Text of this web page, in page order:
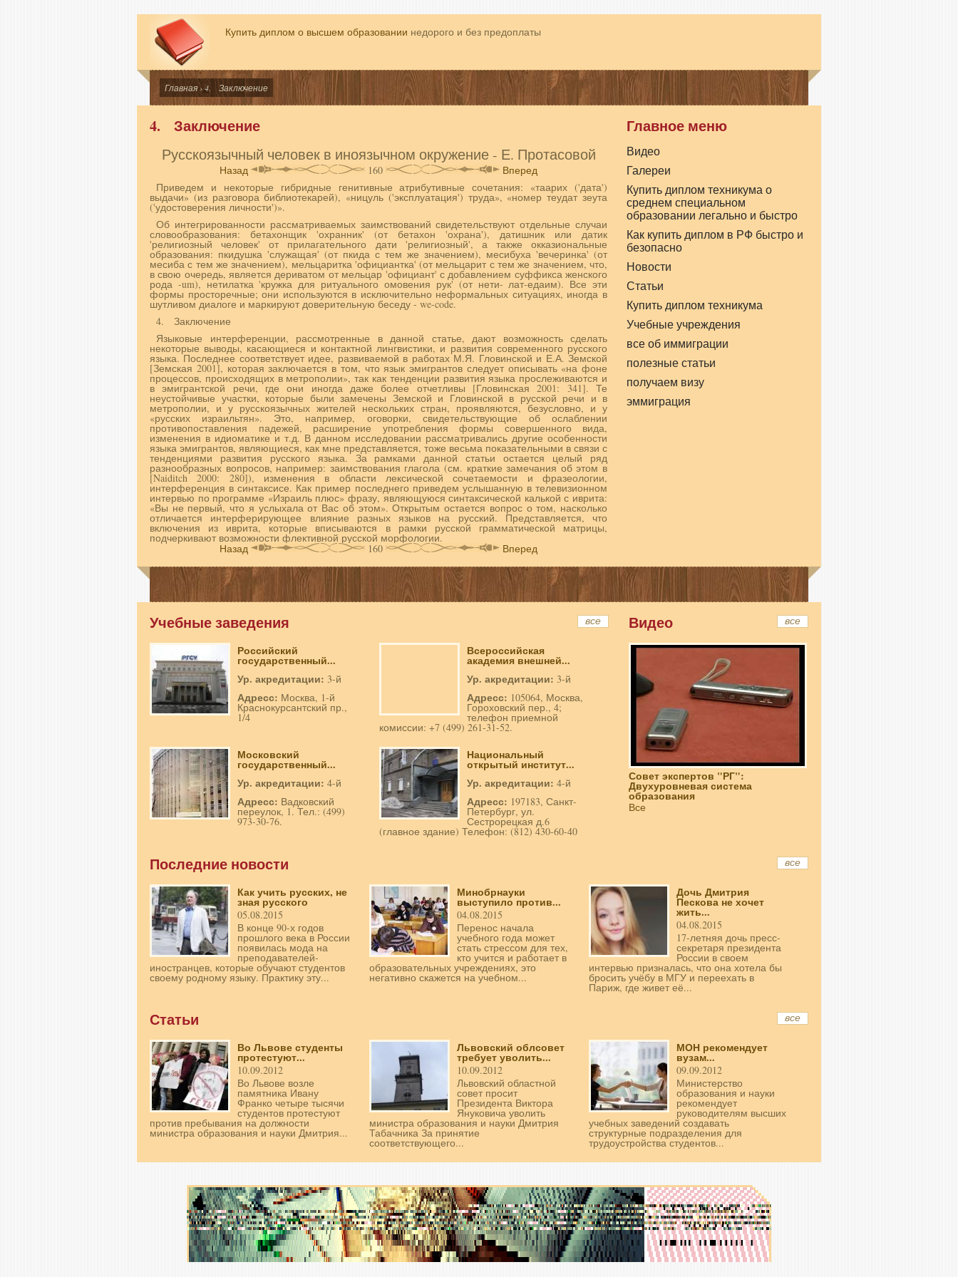
Купить диплом о высшем образовании недорого и без предоплаты
Главная› 4. Заключение
4. Заключение
Русскоязычный человек в иноязычном окружение - Е. Протасовой
Назад 160
Вперед
Приведем и некоторые гибридные генитивные атрибутивные сочетания: «таарих ('дата')
выдачи» (из разговора библиотекарей), «ницуль ('эксплуата­ция') труда», «номер теудат зеута
('удостоверения личности')».
Об интегрированности рассматриваемых заимствований свидетельствуют отдельные случаи
словообразования: бетахонщик 'охранник' (от бетахон 'охра­на'), датишник или датик
'религиозный человек' от прилагательного дати 'ре­лигиозный', а также окказиональные
образования: пкидушка 'служащая' (от пкида с тем же значением), месибуха 'вечеринка' (от
месиба с тем же значением), мельцаритка 'официантка' (от мельцарит с тем же значением, что,
в свою оче­редь, является дериватом от мельцар 'официант' с добавлением суффикса жен­ского
рода -um), нетилатка 'кружка для ритуального омовения рук' (от нети- лат-едаим). Все эти
формы просторечные; они используются в исключительно неформальных ситуациях, иногда в
шутливом диалоге и маркируют довери­тельную беседу - we-code.
4. Заключение
Языковые интерференции, рассмотренные в данной статье, дают возможность сделать
некоторые выводы, касающиеся и контактной лингвистики, и развития современного русского
языка. Последнее соответствует идее, развиваемой в рабо­тах М.Я. Гловинской и Е.А. Земской
[Земская 2001], которая заключается в том, что язык эмигрантов следует описывать «на фоне
процессов, происходящих в метрополии», так как тенденции развития языка прослеживаются и
в эмиг­рантской речи, где они иногда даже более отчетливы [Гловинская 2001: 341]. Те
неустойчивые участки, которые были замечены Земской и Гловинской в рус­ской речи и в
метрополии, и у русскоязычных жителей нескольких стран, про­являются, безусловно, и у
«русских израильтян». Это, например, оговорки, сви­детельствующие об ослаблении
противопоставления падежей, расширение употребления формы совершенного вида,
изменения в идиоматике и т.д. В данном исследовании рассматривались другие особенности
языка эмигрантов, являющиеся, как мне представляется, тоже весьма показательными в связи с
тенденциями развития русского языка. За рамками данной статьи остается це­лый ряд
разнообразных вопросов, например: заимствования глагола (см. крат­кие замечания об этом в
[Naiditch 2000: 280]), изменения в области лексической сочетаемости и фразеологии,
интерференция в синтаксисе. Как пример по­следнего приведем услышанную в телевизионном
интервью по программе «Израиль плюс» фразу, являющуюся синтаксической калькой с иврита:
«Вы не первый, что я услыхала от Вас об этом». Открытым остается вопрос о том, на­сколько
отличается интерферирующее влияние разных языков на русский. Представляется, что
включения из иврита, которые вписываются в рамки рус­ской грамматической матрицы,
подчеркивают возможности флективной рус­ской морфологии.
Назад 160 Вперед
Главное меню
Видео
Галереи
Купить диплом техникума о
среднем специальном
образовании легально и быстро
Как купить диплом в РФ быстро и
безопасно
Новости
Статьи
Купить диплом техникума
Учебные учреждения
все об иммиграции
полезные статьи
получаем визу
эммиграция
все
Учебные заведения
Российский
государственный...
Ур. акредитации: 3-й
Адресс: Москва, 1-й
Краснокурсантский пр.,
1/4
Всероссийская
академия внешней...
Ур. акредитации: 3-й
Адресс: 105064, Москва,
Гороховский пер., 4;
телефон приемной
комиссии: +7 (499) 261-31-52.
Московский
государственный...
Ур. акредитации: 4-й
Адресс: Вадковский
переулок, 1. Тел.: (499)
973-30-76.
Национальный
открытый институт...
Ур. акредитации: 4-й
Адресс: 197183, Санкт-
Петербург, ул.
Сестрорецкая д.6
(главное здание) Телефон: (812) 430-60-40
все
Видео
Совет экспертов "РГ":
Двухуровневая система
образования
Все
все
Последние новости
Как учить русских, не
зная русского
05.08.2015
В конце 90-х годов
прошлого века в России
появилась мода на
преподавателей-
иностранцев, которые обучают студентов
своему родному языку. Практику эту...
Минобрнауки
выступило против...
04.08.2015
Перенос начала
учебного года может
стать стрессом для тех,
кто учится и работает в
образовательных учреждениях, это
негативно скажется на учебном...
Дочь Дмитрия
Пескова не хочет
жить...
04.08.2015
17-летняя дочь пресс-
секретаря президента
России в своем
интервью призналась, что она хотела бы
бросить учёбу в МГУ и переехать в
Париж, где живет её...
все
Статьи
Во Львове студенты
протестуют...
10.09.2012
Во Львове возле
памятника Ивану
Франко четыре тысячи
студентов протестуют
против пребывания на должности
министра образования и науки Дмитрия...
Львовский облсовет
требует уволить...
10.09.2012
Львовский областной
совет просит
Президента Виктора
Януковича уволить
министра образования и науки Дмитрия
Табачника За принятие
соответствующего...
МОН рекомендует
вузам...
09.09.2012
Министерство
образования и науки
рекомендует
руководителям высших
учебных заведений создавать
структурные подразделения для
трудоустройства студентов...